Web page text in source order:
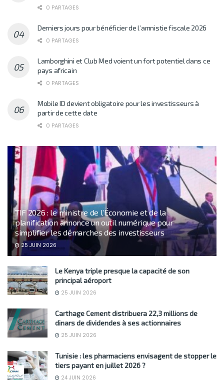
0 PARTAGES
Derniers jours pour bénéficier de l’amnistie fiscale 2026
0 PARTAGES
Lamborghini et Club Med voient un fort potentiel dans ce
pays africain
0 PARTAGES
Mobile ID devient obligatoire pour les investisseurs à
partir de cette date
0 PARTAGES
TIF 2026 : le ministre de l’Économie et de la
planification annonce un outil numérique pour
simplifier les démarches des investisseurs
25 JUIN 2026
Le Kenya triple presque la capacité de son
principal aéroport
25 JUIN 2026
Carthage Cement distribuera 22,3 millions de
dinars de dividendes à ses actionnaires
25 JUIN 2026
Tunisie : les pharmaciens envisagent de stopper le
tiers payant en juillet 2026 ?
24 JUIN 2026